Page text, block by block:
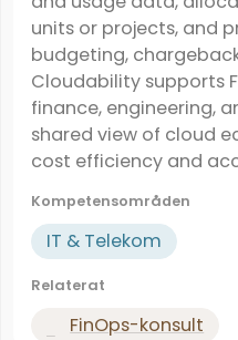
units or projects, and
budgeting,
Cloudability supports
finance, engineering,
shared view of cloud
cost efficiency and
Kompetensområden
IT & Telekom
Relaterat
FinOps-konsult